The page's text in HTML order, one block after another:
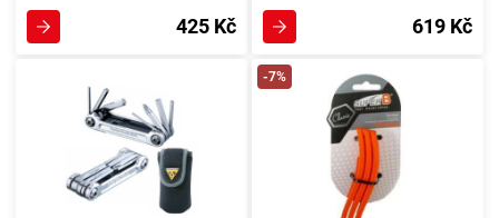
425 Kč 619 Kč
-7%